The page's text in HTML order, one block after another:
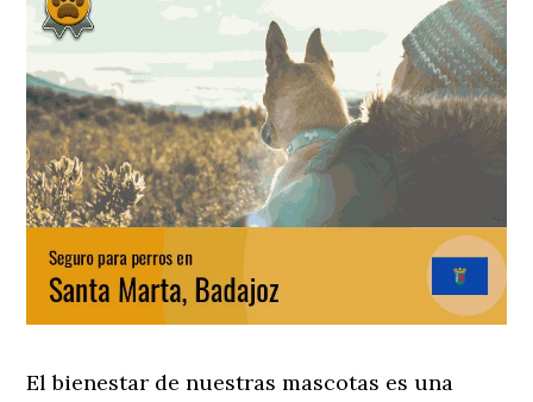
El bienestar de nuestras mascotas es una